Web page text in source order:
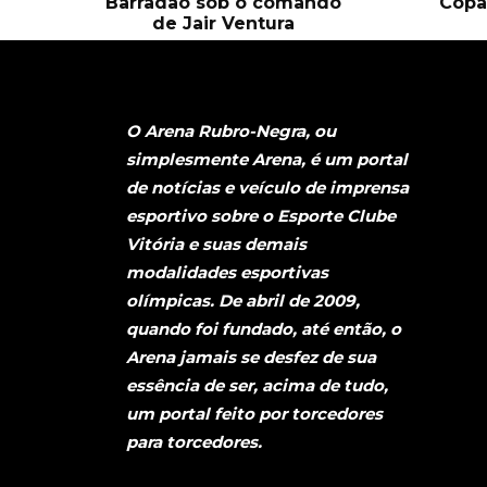
de Jair Ventura
O Arena Rubro-Negra, ou
simplesmente Arena, é um portal
de notícias e veículo de imprensa
esportivo sobre o Esporte Clube
Vitória e suas demais
modalidades esportivas
olímpicas. De abril de 2009,
quando foi fundado, até então, o
Arena jamais se desfez de sua
essência de ser, acima de tudo,
um portal feito por torcedores
para torcedores.